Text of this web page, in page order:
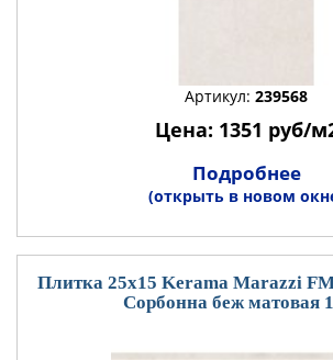
Артикул: 239568
Цена: 1351 руб/
Подробнее
(открыть в новом
Плитка 25x15 Kerama Marazzi
Сорбонна беж матовая